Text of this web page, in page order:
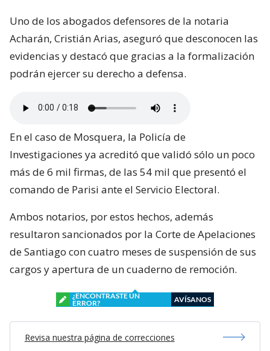
Uno de los abogados defensores de la notaria
Acharán, Cristián Arias, aseguró que desconocen las
evidencias y destacó que gracias a la formalización
podrán ejercer su derecho a defensa.
En el caso de Mosquera, la Policía de
Investigaciones ya acreditó que validó sólo un poco
más de 6 mil firmas, de las 54 mil que presentó el
comando de Parisi ante el Servicio Electoral.
Ambos notarios, por estos hechos, además
resultaron sancionados por la Corte de Apelaciones
de Santiago con cuatro meses de suspensión de sus
cargos y apertura de un cuaderno de remoción.
¿ENCONTRASTE UN
ERROR?
AVÍSANOS
Revisa nuestra página de correcciones